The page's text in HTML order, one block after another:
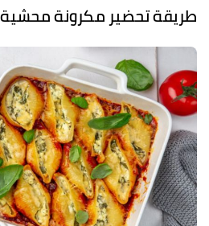
طريقة تحضير مكرونة محشية